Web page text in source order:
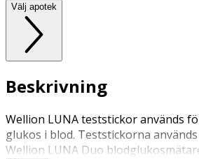
Välj apotek
Beskrivning
Wellion LUNA teststickor används
glukos i blod. Teststickorna
Wellion LUNA Duo